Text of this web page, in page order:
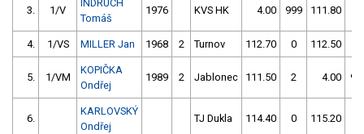
3. 1/V
INDRUCH
Tomáš
1976 KVS HK 4.00 999 111.80
4. 1/VS MILLER Jan 1968 2 Turnov 112.70 0 112.50
5. 1/VM
KOPIČKA
Ondřej
1989 2 Jablonec 111.50 2 4.00
6.
KARLOVSKÝ
Ondřej
TJ Dukla 114.40 0 115.20